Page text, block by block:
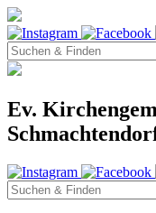
Ev.